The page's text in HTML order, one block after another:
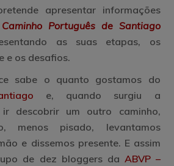
apresentar informações
Caminho Português de Santiago
as suas etapas, os
e os desafios.
sabe o quanto gostamos do
e, quando surgiu a
descobrir um outro caminho,
menos pisado, levantamos
e dissemos presente. E assim
de dez bloggers da ABVP –